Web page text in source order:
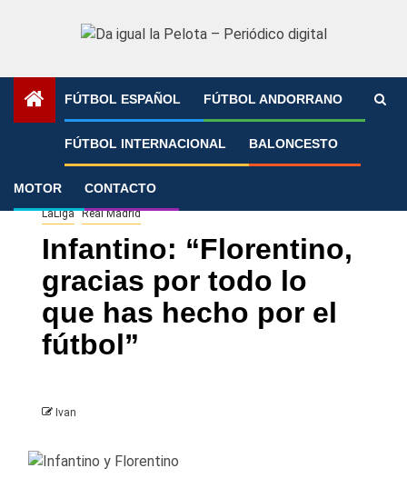
FÚTBOL ESPAÑOL FÚTBOL ANDORRANO
FÚTBOL INTERNACIONAL BALONCESTO
MOTOR CONTACTO
»
LaLiga Real Madrid
Infantino: “Florentino,
gracias por todo lo
que has hecho por el
fútbol”
Ivan